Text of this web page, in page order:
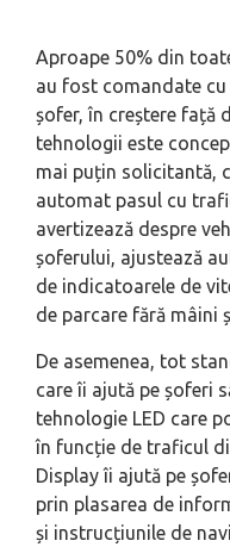
Aproape 50% din
au fost comandate
șofer, în creștere față
tehnologii este
mai puțin solicitantă,
automat pasul cu
avertizează despre
șoferului, ajustează
de indicatoarele de
de parcare fără mâini
De asemenea, tot
care îi ajută pe șoferi
tehnologie LED care
în funcție de traficul
Display îi ajută pe
prin plasarea de
și instrucțiunile de